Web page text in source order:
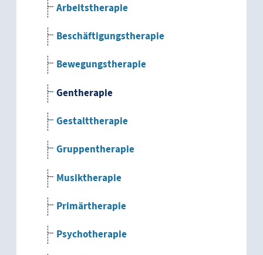
Arbeitstherapie
Beschäftigungstherapie
Bewegungstherapie
Gentherapie
Gestalttherapie
Gruppentherapie
Musiktherapie
Primärtherapie
Psychotherapie